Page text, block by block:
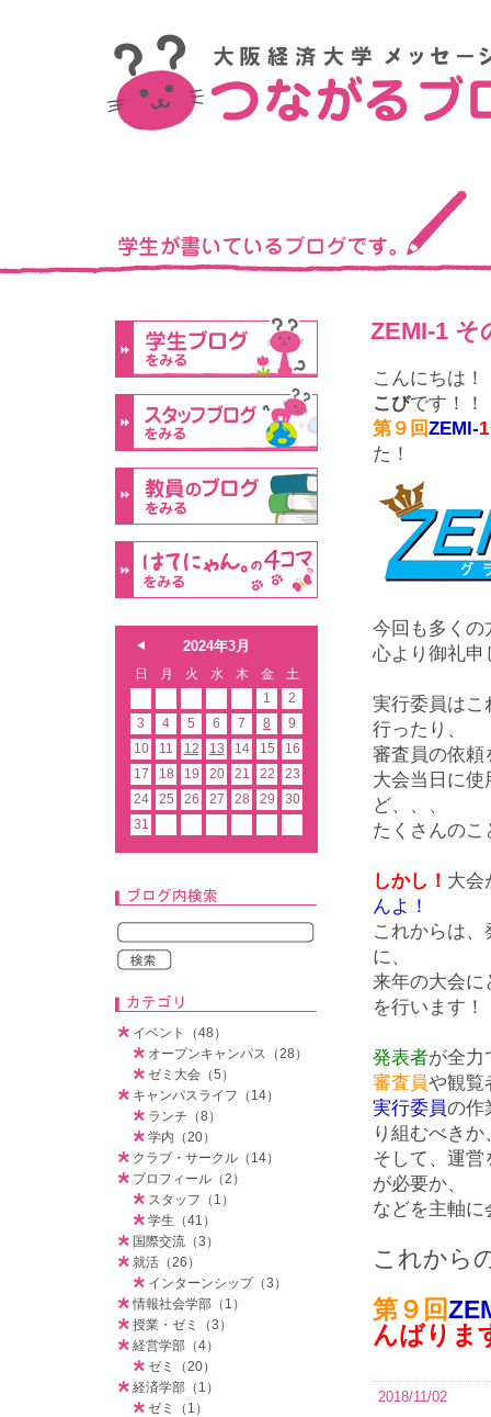
ZEMI-1 そ
こんにちは！
こびです！！
第９回ZEMI-1
た！
今回も多くの
心より御礼申
実行委員はこ
行ったり、
審査員の依頼
大会当日に使
ど、、、
たくさんの
しかし！ 大会
んよ！
これからは
に、
来年の大会に
を行います！
発表者が全力
審査員や観覧
実行委員の作
り組むべきか
そして、運
が必要か、
などを主軸
これから
第９回
んばりま
2018/11/02
2024年3月
日 月 火 水 木 金
土
1
2
3
4 5 6 7 8
9
10
11 12 13 14 15
16
17
18 19 20 21 22
23
24
25 26 27 28 29
30
31
イベント（48）
オープンキャンパス（28）
ゼミ大会（5）
キャンパスライフ（14）
ランチ（8）
学内（20）
クラブ・サークル（14）
プロフィール（2）
スタッフ（1）
学生（41）
国際交流（3）
就活（26）
インターンシップ（3）
情報社会学部（1）
授業・ゼミ（3）
経営学部（4）
ゼミ（20）
経済学部（1）
ゼミ（1）